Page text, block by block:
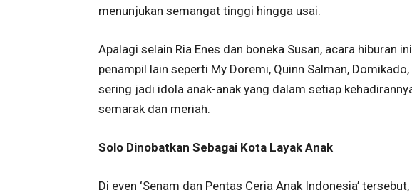
menunjukan semangat tinggi hingga usai.
Apalagi selain Ria Enes dan boneka Susan, acara hiburan
penampil lain seperti My Doremi, Quinn Salman,
sering jadi idola anak-anak yang dalam setiap
semarak dan meriah.
Solo Dinobatkan Sebagai Kota Layak Anak
Di even ‘Senam dan Pentas Ceria Anak Indonesia’